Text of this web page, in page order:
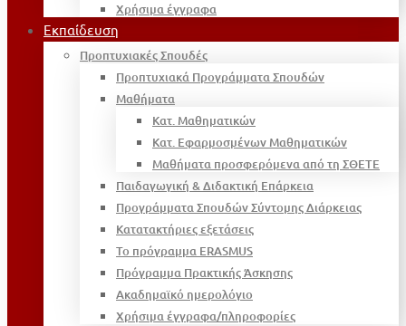
Χρήσιμα έγγραφα
Εκπαίδευση
Προπτυχιακές Σπουδές
Προπτυχιακά Προγράμματα Σπουδών
Μαθήματα
Κατ. Μαθηματικών
Κατ. Εφαρμοσμένων Μαθηματικών
Μαθήματα προσφερόμενα από τη ΣΘΕΤΕ
Παιδαγωγική & Διδακτική Επάρκεια
Προγράμματα Σπουδών Σύντομης Διάρκειας
Κατατακτήριες εξετάσεις
Το πρόγραμμα ERASMUS
Πρόγραμμα Πρακτικής Άσκησης
Ακαδημαϊκό ημερολόγιο
Χρήσιμα έγγραφα/πληροφορίες